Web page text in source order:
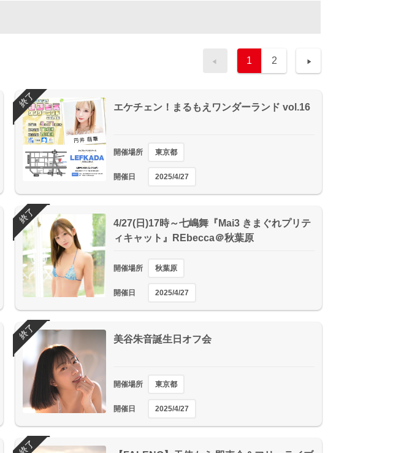
1 2
エケチェン！まるもえワンダーランド vol.16
開催場所 東京都
開催日 2025/4/27
終了
4/27(日)17時～七嶋舞『Mai3 きまぐれプリテ
ィキャット』REbecca＠秋葉原
開催場所 秋葉原
開催日 2025/4/27
終了
美谷朱音誕生日オフ会
開催場所 東京都
開催日 2025/4/27
終了
終了